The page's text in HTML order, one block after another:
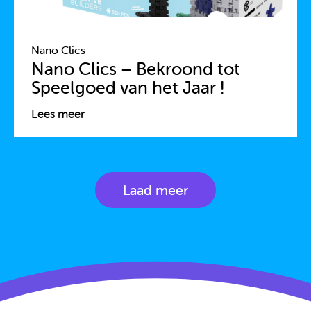
Nano Clics
Nano Clics – Bekroond tot
Speelgoed van het Jaar !
Lees meer
Laad meer